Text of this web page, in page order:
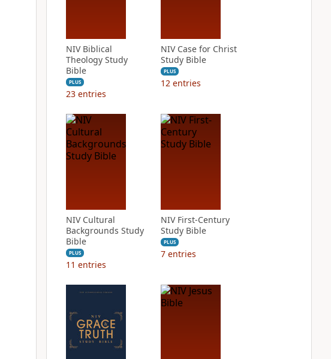
NIV Biblical
Theology Study
Bible
PLUS
23 entries
NIV Case for Christ
Study Bible
PLUS
12 entries
NIV Cultural
Backgrounds Study
Bible
PLUS
11 entries
NIV First-Century
Study Bible
PLUS
7 entries